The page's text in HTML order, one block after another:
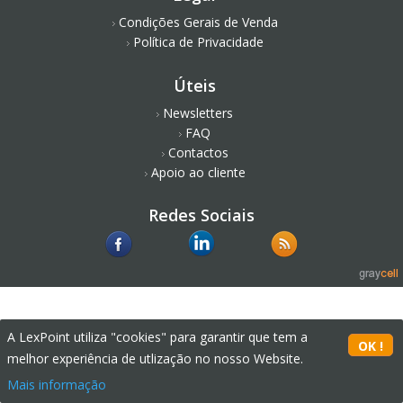
Condições Gerais de Venda
Política de Privacidade
Úteis
Newsletters
FAQ
Contactos
Apoio ao cliente
Redes Sociais
A LexPoint utiliza "cookies" para garantir que tem a
melhor experiência de utlização no nosso Website.
Mais informação